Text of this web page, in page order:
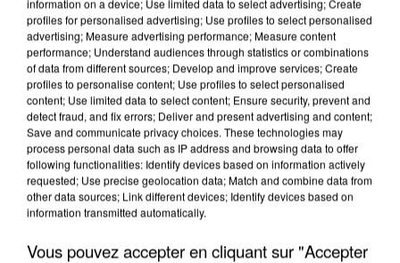
APRÈS TOUTES CES CANICULES, LES REFUGES
DE FAUNE SAUVAGE SONT...
information on a device; Use limited data to select advertising; Create
profiles for personalised advertising; Use profiles to select personalised
advertising; Measure advertising performance; Measure content
performance; Understand audiences through statistics or combinations
of data from different sources; Develop and improve services; Create
profiles to personalise content; Use profiles to select personalised
content; Use limited data to select content; Ensure security, prevent and
detect fraud, and fix errors; Deliver and present advertising and content;
Save and communicate privacy choices. These technologies may
process personal data such as IP address and browsing data to offer
following functionalities: Identify devices based on information actively
requested; Use precise geolocation data; Match and combine data from
other data sources; Link different devices; Identify devices based on
information transmitted automatically.
Vous pouvez accepter en cliquant sur "Accepter